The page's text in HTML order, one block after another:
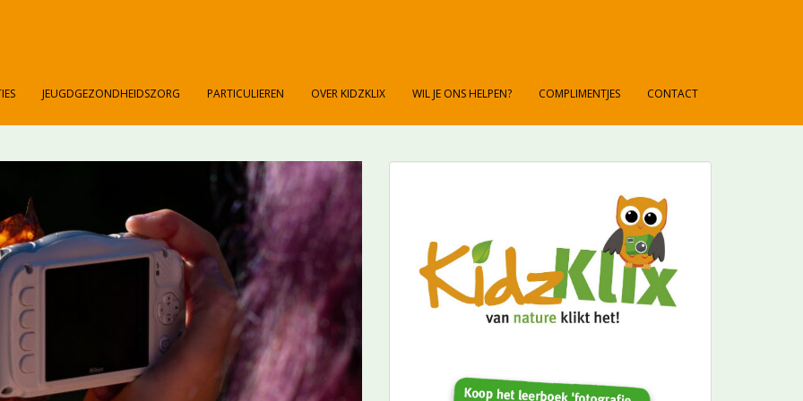
JEUGDGEZONDHEIDSZORG PARTICULIEREN OVER KIDZKLIX WIL JE ONS HELPEN? COMPLIMENTJES CONTACT